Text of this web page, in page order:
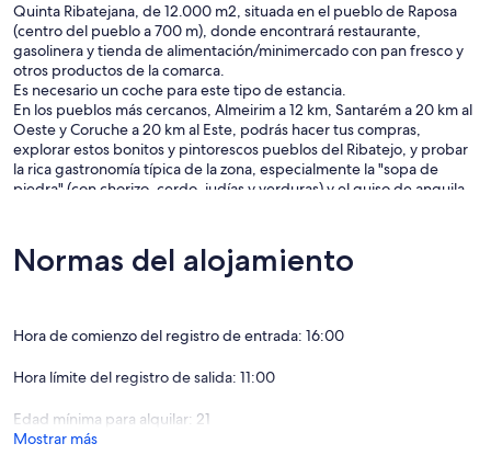
Quinta Ribatejana, de 12.000 m2, situada en el pueblo de Raposa
(centro del pueblo a 700 m), donde encontrará restaurante,
gasolinera y tienda de alimentación/minimercado con pan fresco y
otros productos de la comarca.
Es necesario un coche para este tipo de estancia.
En los pueblos más cercanos, Almeirim a 12 km, Santarém a 20 km al
Oeste y Coruche a 20 km al Este, podrás hacer tus compras,
explorar estos bonitos y pintorescos pueblos del Ribatejo, y probar
la rica gastronomía típica de la zona, especialmente la "sopa de
piedra" (con chorizo, cerdo, judías y verduras) y el guiso de anguila.
accesible tanto en coche, por la autopista A1, como en tren, saliendo
de Santarém.
Nazaré se encuentra al NO, a 100 km. Por la A15 y la A8 el viaje dura
aproximadamente 1 hora.
la arquitectura rústica tradicional, el mobiliario interior es sencillo y
Las viviendas tienen orientación Este-Oeste y se abren a un
encantador jardín (500m2) que garantiza frescor en los días más
Normas del alojamiento
Hora de comienzo del registro de entrada: 16:00
Hora límite del registro de salida: 11:00
Edad mínima para alquilar: 21
Mostrar más